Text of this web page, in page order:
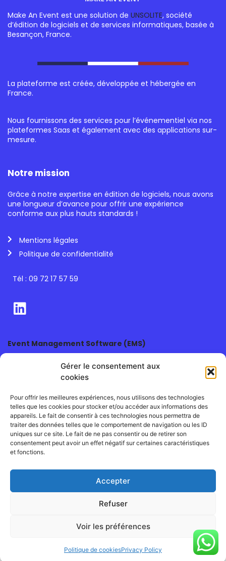
Gérer le consentement aux
cookies
Pour offrir les meilleures expériences, nous utilisons des technologies
telles que les cookies pour stocker et/ou accéder aux informations des
appareils. Le fait de consentir à ces technologies nous permettra de
traiter des données telles que le comportement de navigation ou les ID
uniques sur ce site. Le fait de ne pas consentir ou de retirer son
consentement peut avoir un effet négatif sur certaines caractéristiques
et fonctions.
Accepter
Refuser
Voir les préférences
Politique de cookiesPrivacy Policy
Make An Event est une solution de UNSOLITE, société
d’édition de logiciels et de services informatiques, basée à
Besançon, France.
La plateforme est créée, développée et hébergée en
France.
Nous fournissons des services pour l’événementiel via nos
plateformes Saas et également avec des applications sur-
mesure.
Notre mission
Grâce à notre expertise en édition de logiciels, nous avons
une longueur d’avance pour offrir une expérience
conforme aux plus hauts standards !
Mentions légales
Politique de confidentialité
Tél : 09 72 17 57 59
Event Management Software (EMS)
Organisation de salons
Organisation d’event B2B
Organisation de conférences
Organisation de jobdating
Organisation de journées portes ouvertes
Organisation d’événements
Facilitateur d’événements